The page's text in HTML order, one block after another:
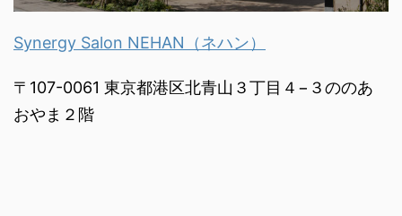
Synergy Salon NEHAN（ネハン）
〒107-0061 東京都港区北青山３丁目４−３ののあ
おやま２階